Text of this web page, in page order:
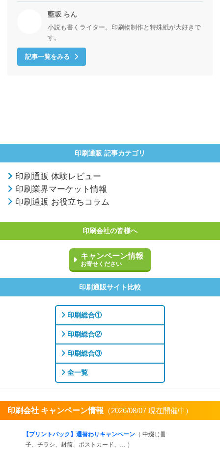
藍坂 らん
小説も書くライター。印刷物制作と特殊紙が大好きで
す。
記事一覧をみる
印刷通販 記事カテゴリ
印刷通販 体験レビュー
印刷業界マーケット情報
印刷通販 お役立ちコラム
印刷会社の皆様へ
キャンペーン情報
お寄せください
印刷通販サイト比較
印刷総合①
印刷総合②
印刷総合③
全一覧
印刷会社 キャンペーン情報 （2026/08/07 現在開催中）
【プリントパック】週替わりキャンペーン （ 中綴じ冊
子、チラシ、封筒、ポストカード、… ）